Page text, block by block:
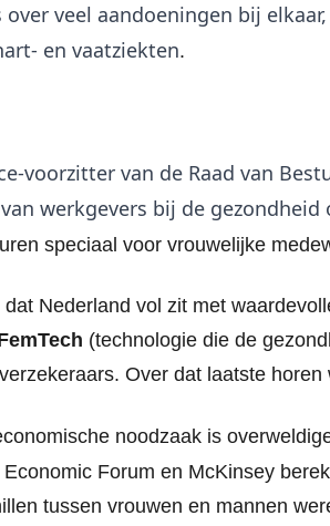
veel aandoeningen bij
en vaatziekten.
voorzitter van de Raad van
werkgevers bij de gezondheid
speciaal voor vrouwelijke
Nederland vol zit met
(technologie die de
Over dat laatste
noodzaak is
Forum en McKinsey
tussen vrouwen en mannen